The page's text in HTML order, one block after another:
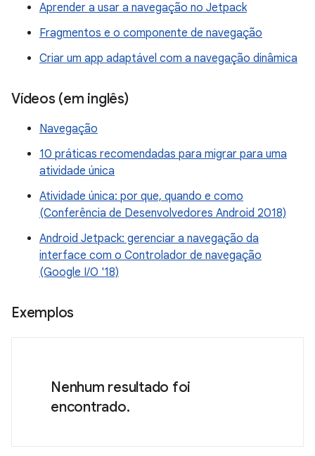
Aprender a usar a navegação no Jetpack
Fragmentos e o componente de navegação
Criar um app adaptável com a navegação dinâmica
Vídeos (em inglês)
Navegação
10 práticas recomendadas para migrar para uma
atividade única
Atividade única: por que, quando e como
(Conferência de Desenvolvedores Android 2018)
Android Jetpack: gerenciar a navegação da
interface com o Controlador de navegação
(Google I/O '18)
Exemplos
Nenhum resultado foi
encontrado.